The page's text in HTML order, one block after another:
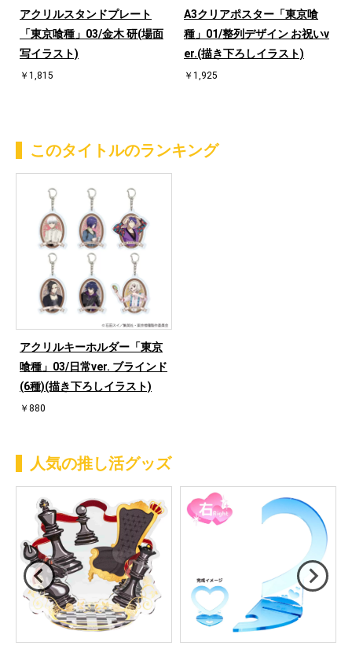
アクリルスタンドプレート
「東京喰種」03/金木 研(場面
写イラスト)
￥1,815
A3クリアポスター「東京喰
種」01/整列デザイン お祝いv
er.(描き下ろしイラスト)
￥1,925
このタイトルのランキング
アクリルキーホルダー「東京
喰種」03/日常ver. ブラインド
(6種)(描き下ろしイラスト)
￥880
人気の推し活グッズ